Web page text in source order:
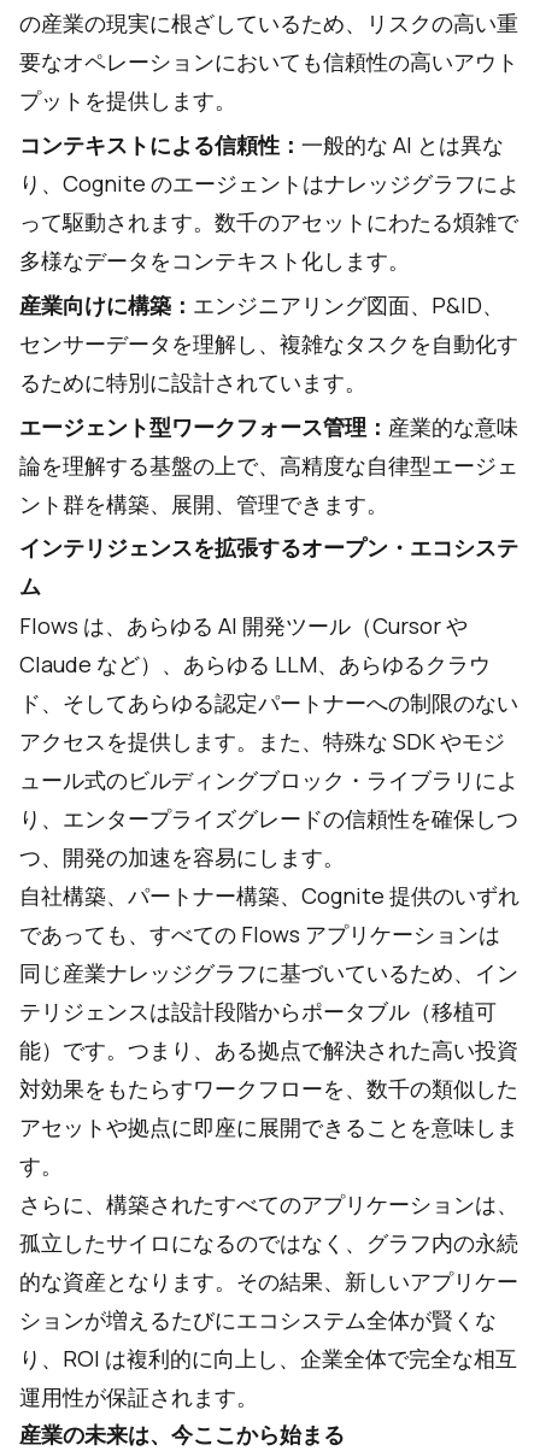
の産業の現実に根ざしているため、リスクの高い重
要なオペレーションにおいても信頼性の高いアウト
プットを提供します。
コンテキストによる信頼性： 一般的な AI とは異な
り、Cognite のエージェントはナレッジグラフによ
って駆動されます。数千のアセットにわたる煩雑で
多様なデータをコンテキスト化します。
産業向けに構築： エンジニアリング図面、P&ID、
センサーデータを理解し、複雑なタスクを自動化す
るために特別に設計されています。
エージェント型ワークフォース管理： 産業的な意味
論を理解する基盤の上で、高精度な自律型エージェ
ント群を構築、展開、管理できます。
インテリジェンスを拡張するオープン・エコシステ
ム
Flows は、あらゆる AI 開発ツール（Cursor や
Claude など）、あらゆる LLM、あらゆるクラウ
ド、そしてあらゆる認定パートナーへの制限のない
アクセスを提供します。また、特殊な SDK やモジ
ュール式のビルディングブロック・ライブラリによ
り、エンタープライズグレードの信頼性を確保しつ
つ、開発の加速を容易にします。
自社構築、パートナー構築、Cognite 提供のいずれ
であっても、すべての Flows アプリケーションは
同じ産業ナレッジグラフに基づいているため、イン
テリジェンスは設計段階からポータブル（移植可
能）です。つまり、ある拠点で解決された高い投資
対効果をもたらすワークフローを、数千の類似した
アセットや拠点に即座に展開できることを意味しま
す。
さらに、構築されたすべてのアプリケーションは、
孤立したサイロになるのではなく、グラフ内の永続
的な資産となります。その結果、新しいアプリケー
ションが増えるたびにエコシステム全体が賢くな
り、ROI は複利的に向上し、企業全体で完全な相互
運用性が保証されます。
産業の未来は、今ここから始まる